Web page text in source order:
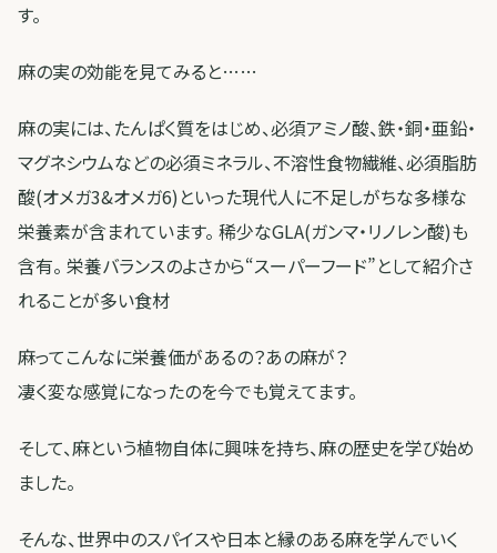
す。
麻の実の効能を見てみると……
麻の実には、たんぱく質をはじめ、必須アミノ酸、鉄・銅・亜鉛・
マグネシウムなどの必須ミネラル、不溶性食物繊維、必須脂肪
酸(オメガ3&オメガ6)といった現代人に不足しがちな多様な
栄養素が含まれています。 稀少なGLA(ガンマ・リノレン酸)も
含有。 栄養バランスのよさから“スーパーフード”として紹介さ
れることが多い食材
麻ってこんなに栄養価があるの？あの麻が？
凄く変な感覚になったのを今でも覚えてます。
そして、麻という植物自体に興味を持ち、麻の歴史を学び始め
ました。
そんな、世界中のスパイスや日本と縁のある麻を学んでいく